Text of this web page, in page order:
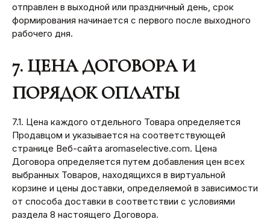
отправлен в выходной или праздничный день, срок
формирования начинается с первого после выходного
рабочего дня.
7. ЦЕНА ДОГОВОРА И
ПОРЯДОК ОПЛАТЫ
7.1. Цена каждого отдельного Товара определяется
Продавцом и указывается на соответствующей
странице Веб-сайта aromaselective.com. Цена
Договора определяется путем добавления цен всех
выбранных Товаров, находящихся в виртуальной
корзине и цены доставки, определяемой в зависимости
от способа доставки в соответствии с условиями
раздела 8 настоящего Договора.